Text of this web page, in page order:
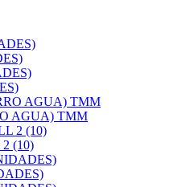
AGUA) TMM
(10)